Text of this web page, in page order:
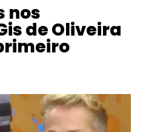
nos
de Oliveira